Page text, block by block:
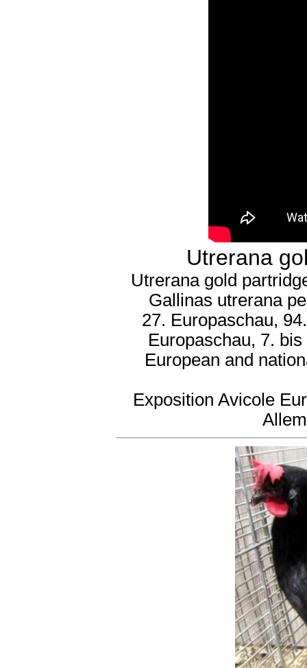
Utrerana
Utrerana gold
Gallinas utrerana
27. Europaschau,
Europaschau, 7.
European and
Exposition Avicole